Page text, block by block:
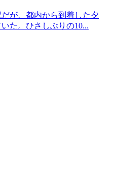
が、都内から到着した夕
た。ひさしぶりの10...